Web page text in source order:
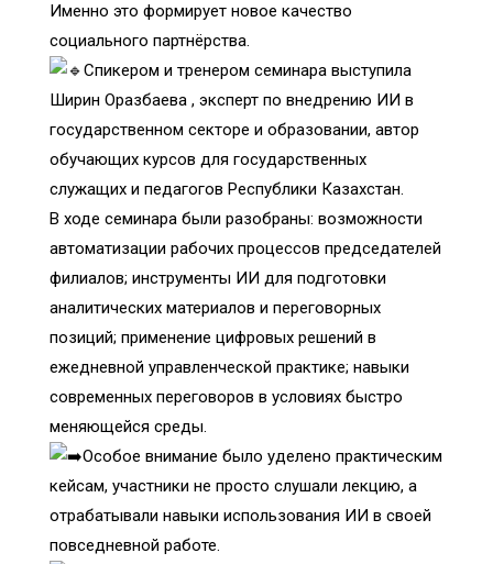
Именно это формирует новое качество
социального партнёрства.
Спикером и тренером семинара выступила
Ширин Оразбаева , эксперт по внедрению ИИ в
государственном секторе и образовании, автор
обучающих курсов для государственных
служащих и педагогов Республики Казахстан.
В ходе семинара были разобраны: возможности
автоматизации рабочих процессов председателей
филиалов; инструменты ИИ для подготовки
аналитических материалов и переговорных
позиций; применение цифровых решений в
ежедневной управленческой практике; навыки
современных переговоров в условиях быстро
меняющейся среды.
Особое внимание было уделено практическим
кейсам, участники не просто слушали лекцию, а
отрабатывали навыки использования ИИ в своей
повседневной работе.